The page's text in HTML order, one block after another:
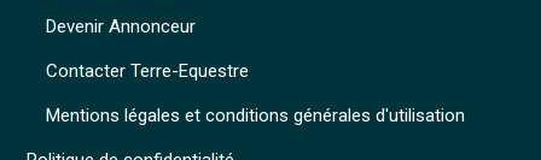
Mentions légales et conditions générales d'utilisation
Devenir Annonceur
Contacter Terre-Equestre